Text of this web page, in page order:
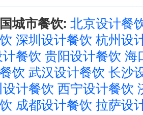
城市餐饮: 北京设计餐
深圳设计餐饮 杭州设
餐饮 贵阳设计餐饮 海
饮 武汉设计餐饮 长沙
计餐饮 西宁设计餐饮
成都设计餐饮 拉萨设